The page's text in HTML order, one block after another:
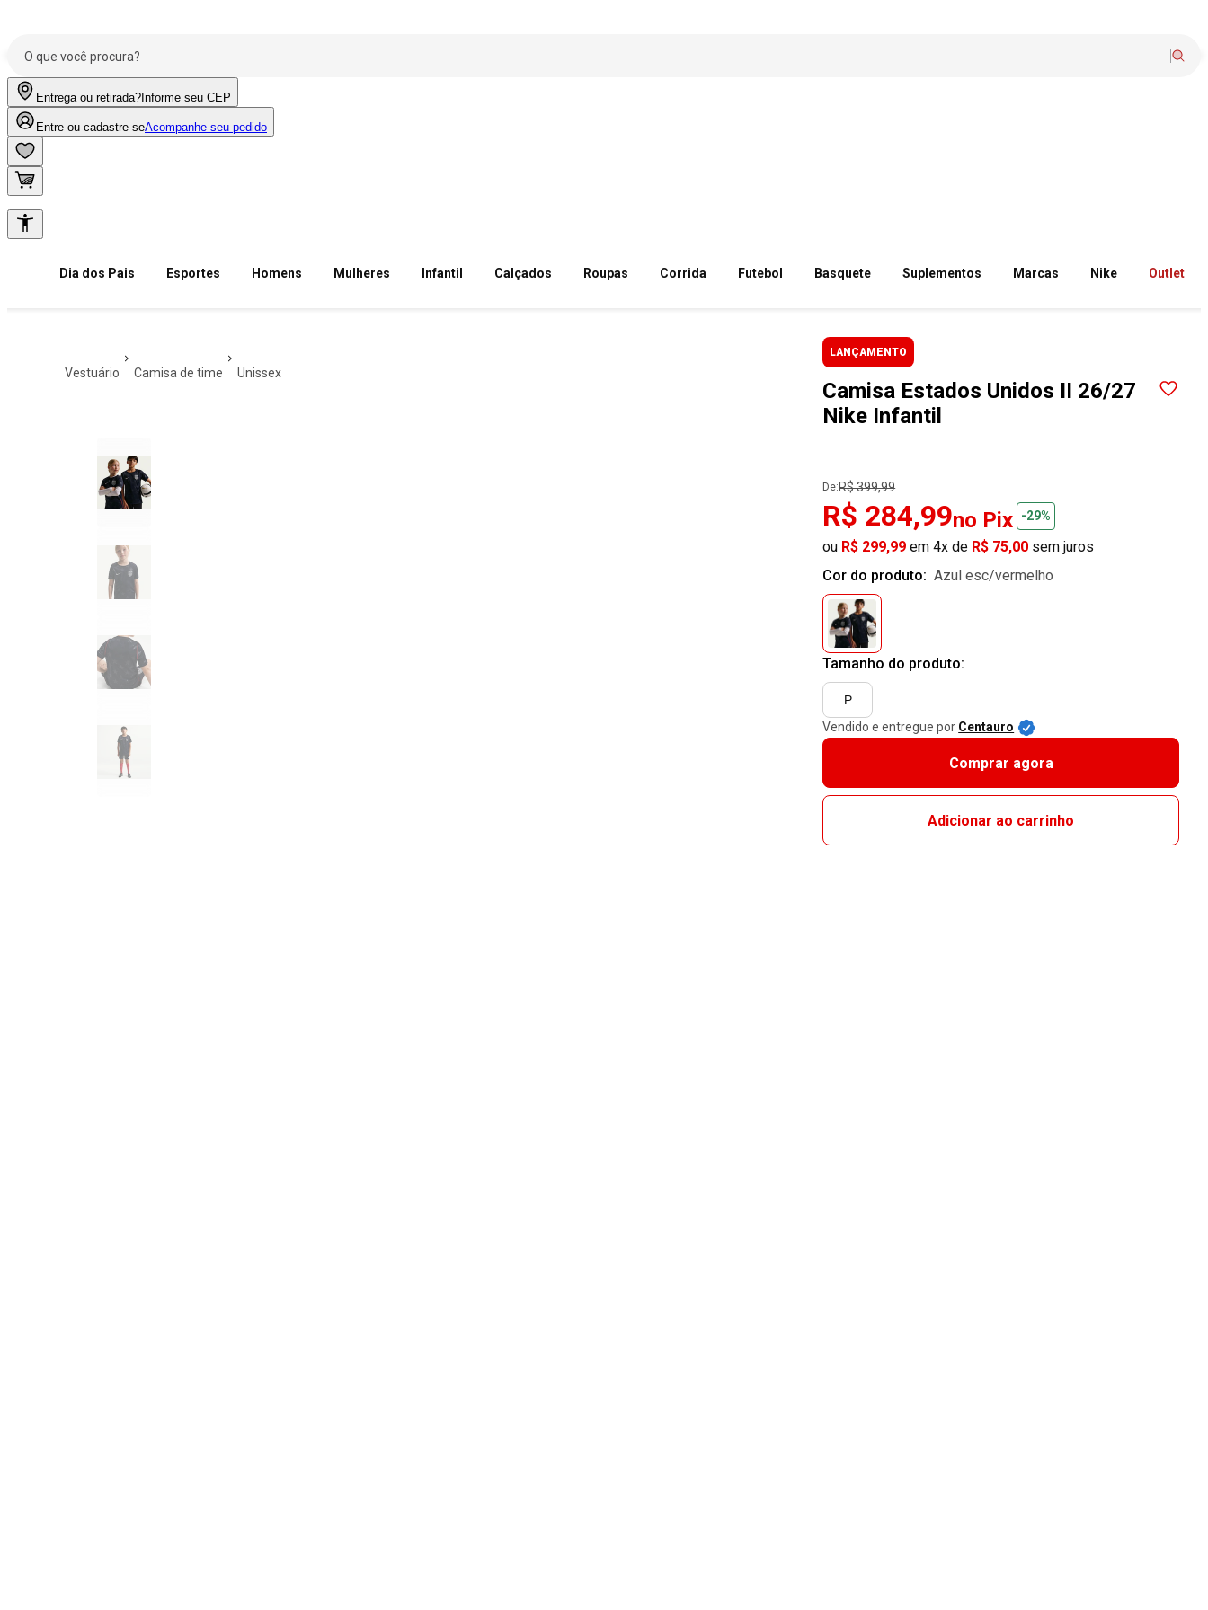
Entrega ou retirada? Informe seu CEP
Entre ou cadastre-seAcompanhe seu pedido
Dia dos Pais Esportes Homens Mulheres Infantil Calçados Roupas Corrida Futebol Basquete Suplementos Marcas Nike Outlet
vestuário camisa de time unissex
LANÇAMENTO
Camisa Estados Unidos II 26/27
Nike Infantil
De:R$ 399,99
R$ 284,99no Pix -29%
ou R$ 299,99 em 4x de R$ 75,00 sem juros
Cor do produto:
azul esc/vermelho
Tamanho do produto:
P
Vendido e entregue por Centauro
Comprar agora
Adicionar ao carrinho